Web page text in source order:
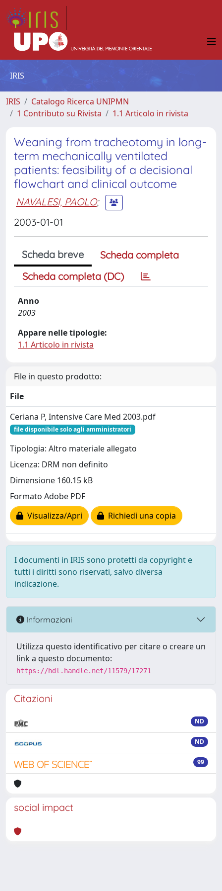
IRIS
IRIS
Catalogo Ricerca UNIPMN
1 Contributo su Rivista
1.1 Articolo in rivista
Weaning from tracheotomy in long-
term mechanically ventilated
patients: feasibility of a decisional
flowchart and clinical outcome
NAVALESI, PAOLO;
2003-01-01
Scheda breve
Scheda completa
Scheda completa (DC)
Anno
2003
Appare nelle tipologie:
1.1 Articolo in rivista
File in questo prodotto:
File
Ceriana P, Intensive Care Med 2003.pdf
file disponibile solo agli amministratori
Tipologia: Altro materiale allegato
Licenza: DRM non definito
Dimensione 160.15 kB
Formato Adobe PDF
Visualizza/Apri
Richiedi una copia
I documenti in IRIS sono protetti da copyright e
tutti i diritti sono riservati, salvo diversa
indicazione.
Informazioni
Utilizza questo identificativo per citare o creare un
link a questo documento:
https://hdl.handle.net/11579/17271
Citazioni
ND
ND
99
social impact